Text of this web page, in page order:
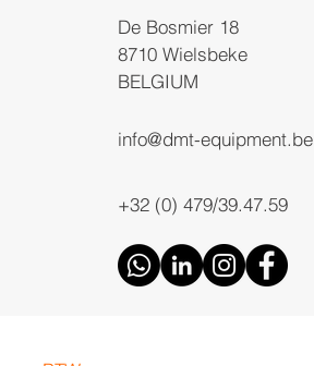
De Bosmier 18
8710 Wielsbeke
BELGIUM
info@dmt-equipment.be
+32 (0) 479/39.47.59